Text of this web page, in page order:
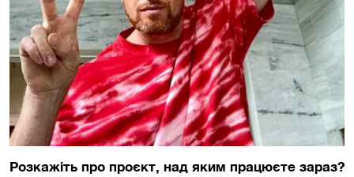
Розкажіть про проєкт, над яким працюєте зараз?